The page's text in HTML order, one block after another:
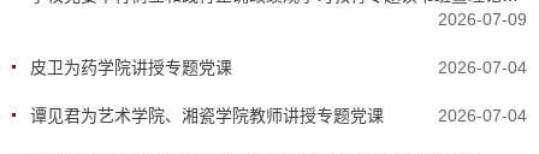
2026-07-09
皮卫为药学院讲授专题党课 2026-07-04
谭见君为艺术学院、湘瓷学院教师讲授专题党课 2026-07-04